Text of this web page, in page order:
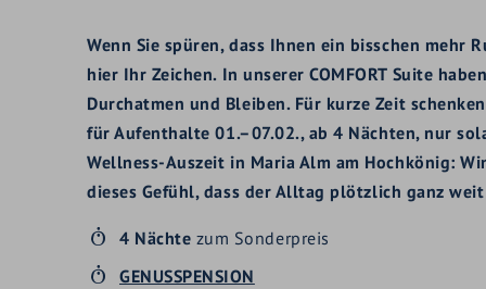
Wenn Sie spüren, dass Ihnen ein bisschen mehr
hier Ihr Zeichen. In unserer COMFORT Suite
Durchatmen und Bleiben. Für kurze Zeit
für Aufenthalte 01.–07.02., ab 4 Nächten, nur
Wellness-Auszeit in Maria Alm am Hochkönig:
dieses Gefühl, dass der Alltag plötzlich ganz
4 Nächte zum Sonderpreis
GENUSSPENSION